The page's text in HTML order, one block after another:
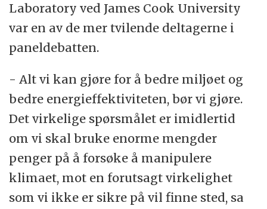
Laboratory ved James Cook University
var en av de mer tvilende deltagerne i
paneldebatten.
- Alt vi kan gjøre for å bedre miljøet og
bedre energieffektiviteten, bør vi gjøre.
Det virkelige spørsmålet er imidlertid
om vi skal bruke enorme mengder
penger på å forsøke å manipulere
klimaet, mot en forutsagt virkelighet
som vi ikke er sikre på vil finne sted, sa